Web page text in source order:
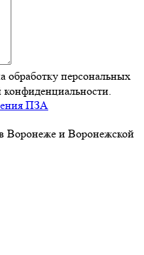
обработку персональных
Воронеже и Воронежской